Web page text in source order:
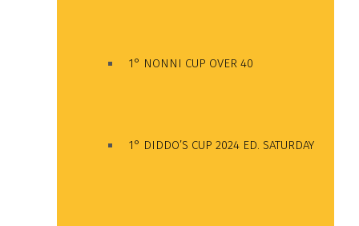
1° NONNI CUP OVER 40
1° DIDDO’S CUP 2024 ED. SATURDAY